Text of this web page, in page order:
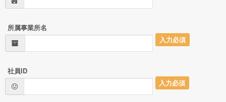
所属事業所名
入力必須
社員ID
入力必須